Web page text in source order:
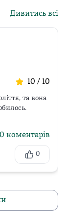
Дивитись всі
10 / 10
та вона
0 коментарів
0